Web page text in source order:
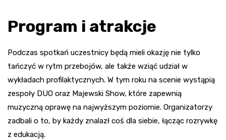
Program i atrakcje
Podczas spotkań uczestnicy będą mieli okazję nie tylko
tańczyć w rytm przebojów, ale także wziąć udział w
wykładach profilaktycznych. W tym roku na scenie wystąpią
zespoły DUO oraz Majewski Show, które zapewnią
muzyczną oprawę na najwyższym poziomie. Organizatorzy
zadbali o to, by każdy znalazł coś dla siebie, łącząc rozrywkę
z edukacją.